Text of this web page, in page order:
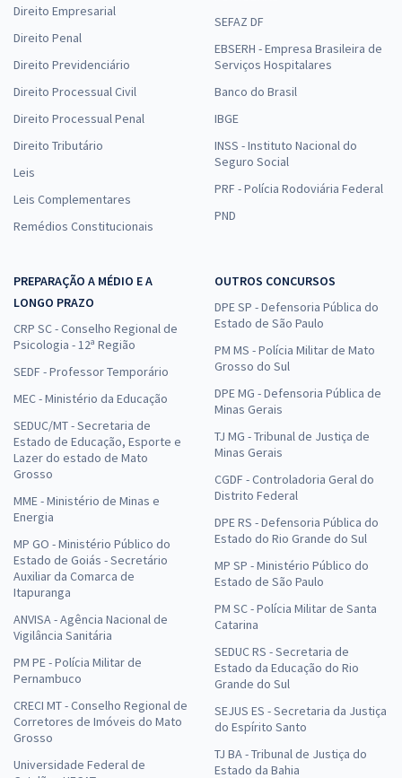
Direito Empresarial
Direito Penal
Direito Previdenciário
Direito Processual Civil
Direito Processual Penal
Direito Tributário
Leis
Leis Complementares
Remédios Constitucionais
SEFAZ DF
EBSERH - Empresa Brasileira de
Serviços Hospitalares
Banco do Brasil
IBGE
INSS - Instituto Nacional do
Seguro Social
PRF - Polícia Rodoviária Federal
PND
PREPARAÇÃO A MÉDIO E A
LONGO PRAZO
CRP SC - Conselho Regional de
Psicologia - 12ª Região
SEDF - Professor Temporário
MEC - Ministério da Educação
SEDUC/MT - Secretaria de
Estado de Educação, Esporte e
Lazer do estado de Mato
Grosso
MME - Ministério de Minas e
Energia
MP GO - Ministério Público do
Estado de Goiás - Secretário
Auxiliar da Comarca de
Itapuranga
ANVISA - Agência Nacional de
Vigilância Sanitária
PM PE - Polícia Militar de
Pernambuco
CRECI MT - Conselho Regional de
Corretores de Imóveis do Mato
Grosso
Universidade Federal de
OUTROS CONCURSOS
DPE SP - Defensoria Pública do
Estado de São Paulo
PM MS - Polícia Militar de Mato
Grosso do Sul
DPE MG - Defensoria Pública de
Minas Gerais
TJ MG - Tribunal de Justiça de
Minas Gerais
CGDF - Controladoria Geral do
Distrito Federal
DPE RS - Defensoria Pública do
Estado do Rio Grande do Sul
MP SP - Ministério Público do
Estado de São Paulo
PM SC - Polícia Militar de Santa
Catarina
SEDUC RS - Secretaria de
Estado da Educação do Rio
Grande do Sul
SEJUS ES - Secretaria da Justiça
do Espírito Santo
TJ BA - Tribunal de Justiça do
Estado da Bahia